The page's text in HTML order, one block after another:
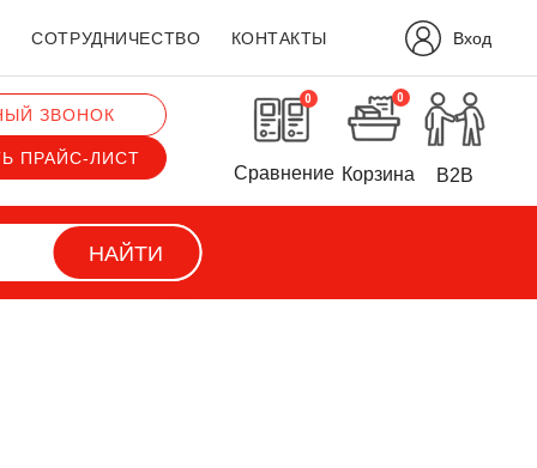
СОТРУДНИЧЕСТВО КОНТАКТЫ Вход
ЗВОНОК
ПРАЙС-ЛИСТ
0
Сравнение
0
Корзина B2B
НАЙТИ